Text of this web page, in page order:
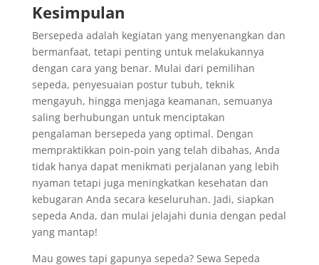
Kesimpulan
Bersepeda adalah kegiatan yang menyenangkan dan
bermanfaat, tetapi penting untuk melakukannya
dengan cara yang benar. Mulai dari pemilihan
sepeda, penyesuaian postur tubuh, teknik
mengayuh, hingga menjaga keamanan, semuanya
saling berhubungan untuk menciptakan
pengalaman bersepeda yang optimal. Dengan
mempraktikkan poin-poin yang telah dibahas, Anda
tidak hanya dapat menikmati perjalanan yang lebih
nyaman tetapi juga meningkatkan kesehatan dan
kebugaran Anda secara keseluruhan. Jadi, siapkan
sepeda Anda, dan mulai jelajahi dunia dengan pedal
yang mantap!
Mau gowes tapi gapunya sepeda? Sewa Sepeda